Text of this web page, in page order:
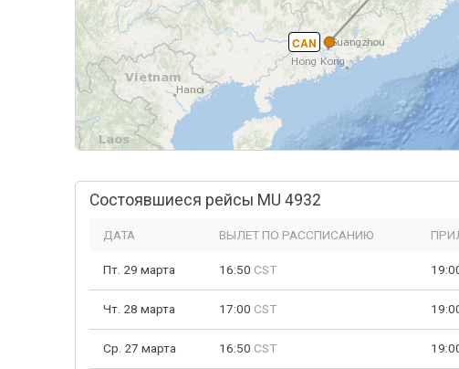
CAN
Состоявшиеся рейсы MU 4932
ДАТА ВЫЛЕТ ПО РАССПИСАНИЮ
Пт. 29 марта 16:50 CST
Чт. 28 марта 17:00 CST
Ср. 27 марта 16:50 CST